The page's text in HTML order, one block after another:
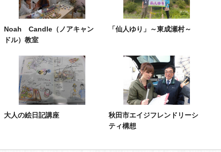
Noah Candle（ノアキャン
ドル）教室
「仙人ゆり」～東成瀬村～
大人の絵日記講座
秋田市エイジフレンドリーシ
ティ構想